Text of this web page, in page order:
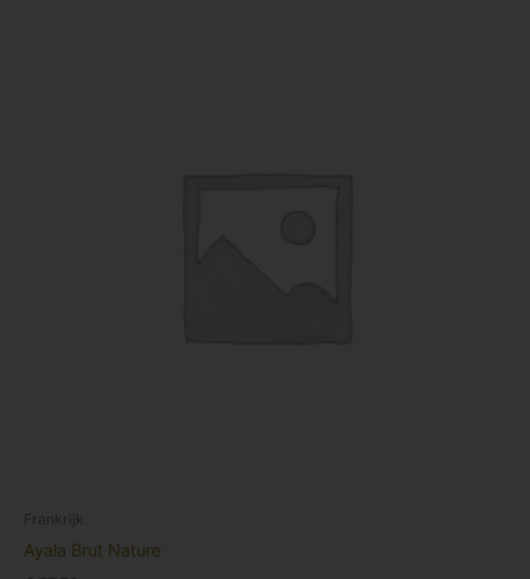
Frankrijk
Ayala Brut Nature